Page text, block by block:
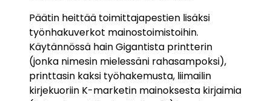
Päätin heittää toimittajapestien lisäksi
työnhakuverkot mainostoimistoihin.
Käytännössä hain Gigantista printterin
(jonka nimesin mielessäni rahasampoksi),
printtasin kaksi työhakemusta, liimailin
kirjekuoriin K-marketin mainoksesta kirjaimia